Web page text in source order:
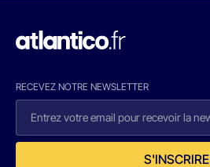
RECEVEZ NOTRE NEWSLETTER
S'INSCRIRE